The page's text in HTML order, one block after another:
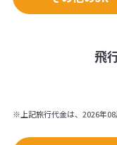
飛
※上記旅行代金は、2026年08